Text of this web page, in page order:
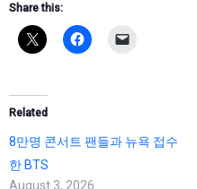
Share this:
Related
8만명 콘서트 팬들과 뉴욕 접수
한 BTS
August 3, 2026